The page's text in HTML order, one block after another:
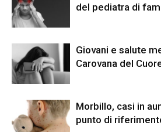
del pediatra di
Giovani e salute
Carovana del
Morbillo, casi in
punto di